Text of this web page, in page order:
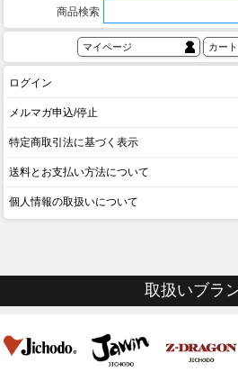
商品検索
マイページ カート
ログイン
メルマガ申込/停止
特定商取引法に基づく表示
送料とお支払い方法について
個人情報の取扱いについて
取扱いブラ